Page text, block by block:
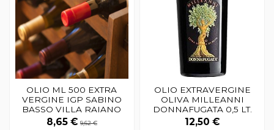
OLIO ML 500 EXTRA
VERGINE IGP SABINO
BASSO VILLA RAIANO
8,65 €9,62 €
OLIO EXTRAVERGINE
OLIVA MILLEANNI
DONNAFUGATA 0,5 LT.
12,50 €